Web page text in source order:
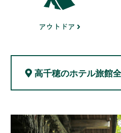
アウトドア
高千穂のホテル旅館